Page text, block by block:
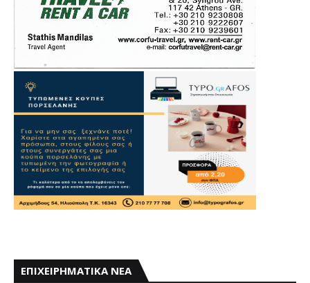
ΕΠΙΧΕΙΡΗΜΑΤΙΚΑ ΝΕΑ